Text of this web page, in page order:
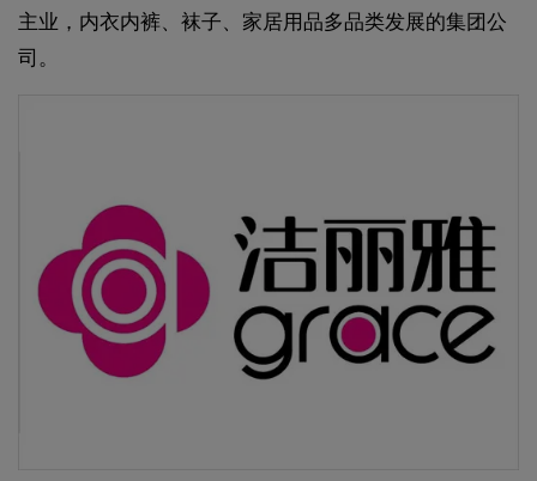
主业，内衣内裤、袜子、家居用品多品类发展的集团公
司。